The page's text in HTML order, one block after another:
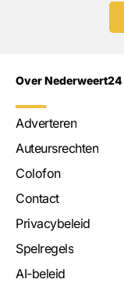
Over Nederweert24
Adverteren
Auteursrechten
Colofon
Contact
Privacybeleid
Spelregels
AI-beleid